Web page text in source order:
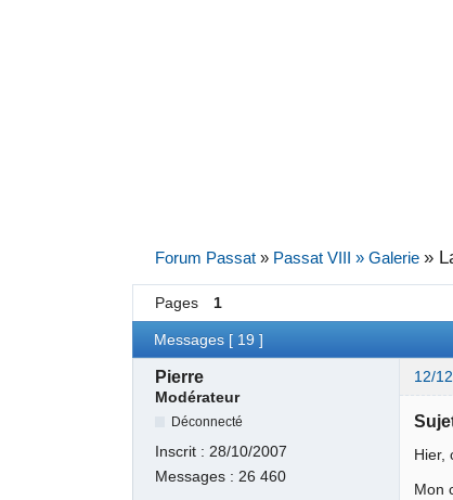
Forum Passat » Passat VIII » Galerie »
Pages 1
Messages [ 19 ]
Pierre
12/
Modérateur
Déconnecté
Inscrit : 28/10/2007
Messages : 26 460
Hier,
Mon